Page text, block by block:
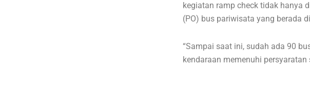
kegiatan ramp check tidak hanya
(PO) bus pariwisata yang berada
“Sampai saat ini, sudah ada 90
kendaraan memenuhi